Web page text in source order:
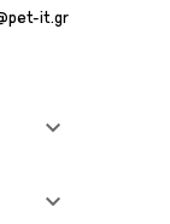
it.gr

